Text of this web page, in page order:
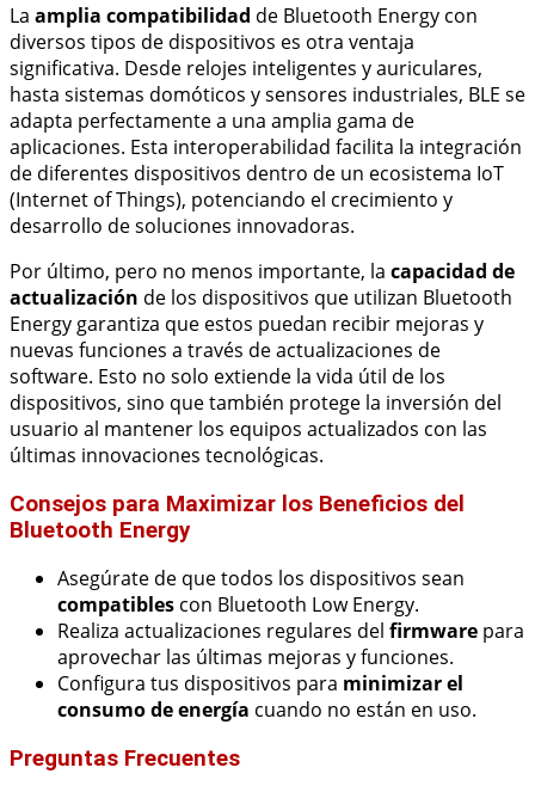
La amplia compatibilidad de Bluetooth Energy con
diversos tipos de dispositivos es otra ventaja
significativa. Desde relojes inteligentes y auriculares,
hasta sistemas domóticos y sensores industriales, BLE se
adapta perfectamente a una amplia gama de
aplicaciones. Esta interoperabilidad facilita la integración
de diferentes dispositivos dentro de un ecosistema IoT
(Internet of Things), potenciando el crecimiento y
desarrollo de soluciones innovadoras.
Por último, pero no menos importante, la capacidad de
actualización de los dispositivos que utilizan Bluetooth
Energy garantiza que estos puedan recibir mejoras y
nuevas funciones a través de actualizaciones de
software. Esto no solo extiende la vida útil de los
dispositivos, sino que también protege la inversión del
usuario al mantener los equipos actualizados con las
últimas innovaciones tecnológicas.
Consejos para Maximizar los Beneficios del
Bluetooth Energy
Asegúrate de que todos los dispositivos sean
compatibles con Bluetooth Low Energy.
Realiza actualizaciones regulares del firmware para
aprovechar las últimas mejoras y funciones.
Configura tus dispositivos para minimizar el
consumo de energía cuando no están en uso.
Preguntas Frecuentes